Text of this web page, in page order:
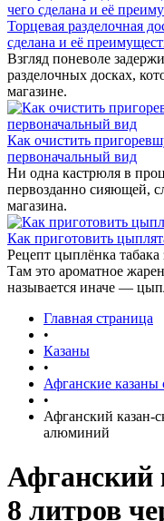
Торцевая разделочная
сделана и её
Взгляд поневоле
разделочных досках,
магазине.
Как очистить
первоначальный вид
Ни одна кастрюля в
первозданно сияющей,
магазина.
Как приготовить
Рецепт цыплёнка табака
Там это ароматное
называется иначе —
Главная страница
•
Казаны
•
Афганские казаны
•
Афганский казан-
алюминий
Афганский
8 литров